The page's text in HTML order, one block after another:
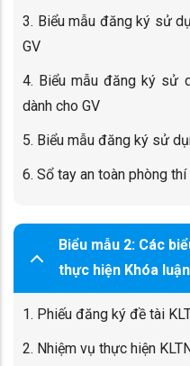
3. Biểu mẫu đăng ký sử
GV
4. Biểu mẫu đăng ký sử
dành cho GV
5. Biểu mẫu đăng ký sử
6. Sổ tay an toàn phòng
Biểu mẫu 2: Các
thực hiện Khóa
1. Phiếu đăng ký đề tài
2. Nhiệm vụ thực hiện